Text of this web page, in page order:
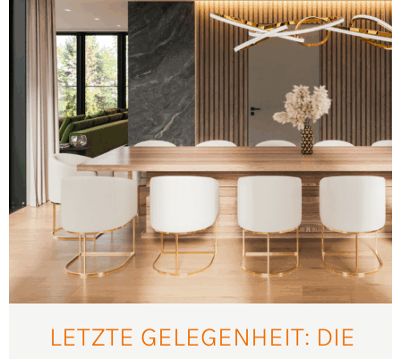
LETZTE GELEGENHEIT: DIE